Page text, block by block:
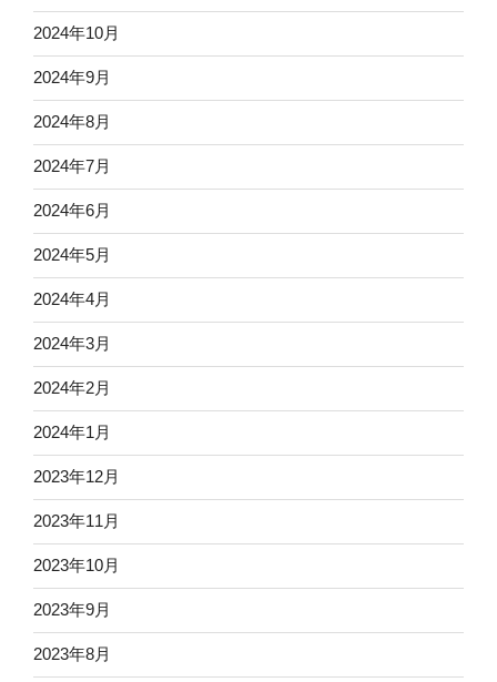
2024年10月
2024年9月
2024年8月
2024年7月
2024年6月
2024年5月
2024年4月
2024年3月
2024年2月
2024年1月
2023年12月
2023年11月
2023年10月
2023年9月
2023年8月